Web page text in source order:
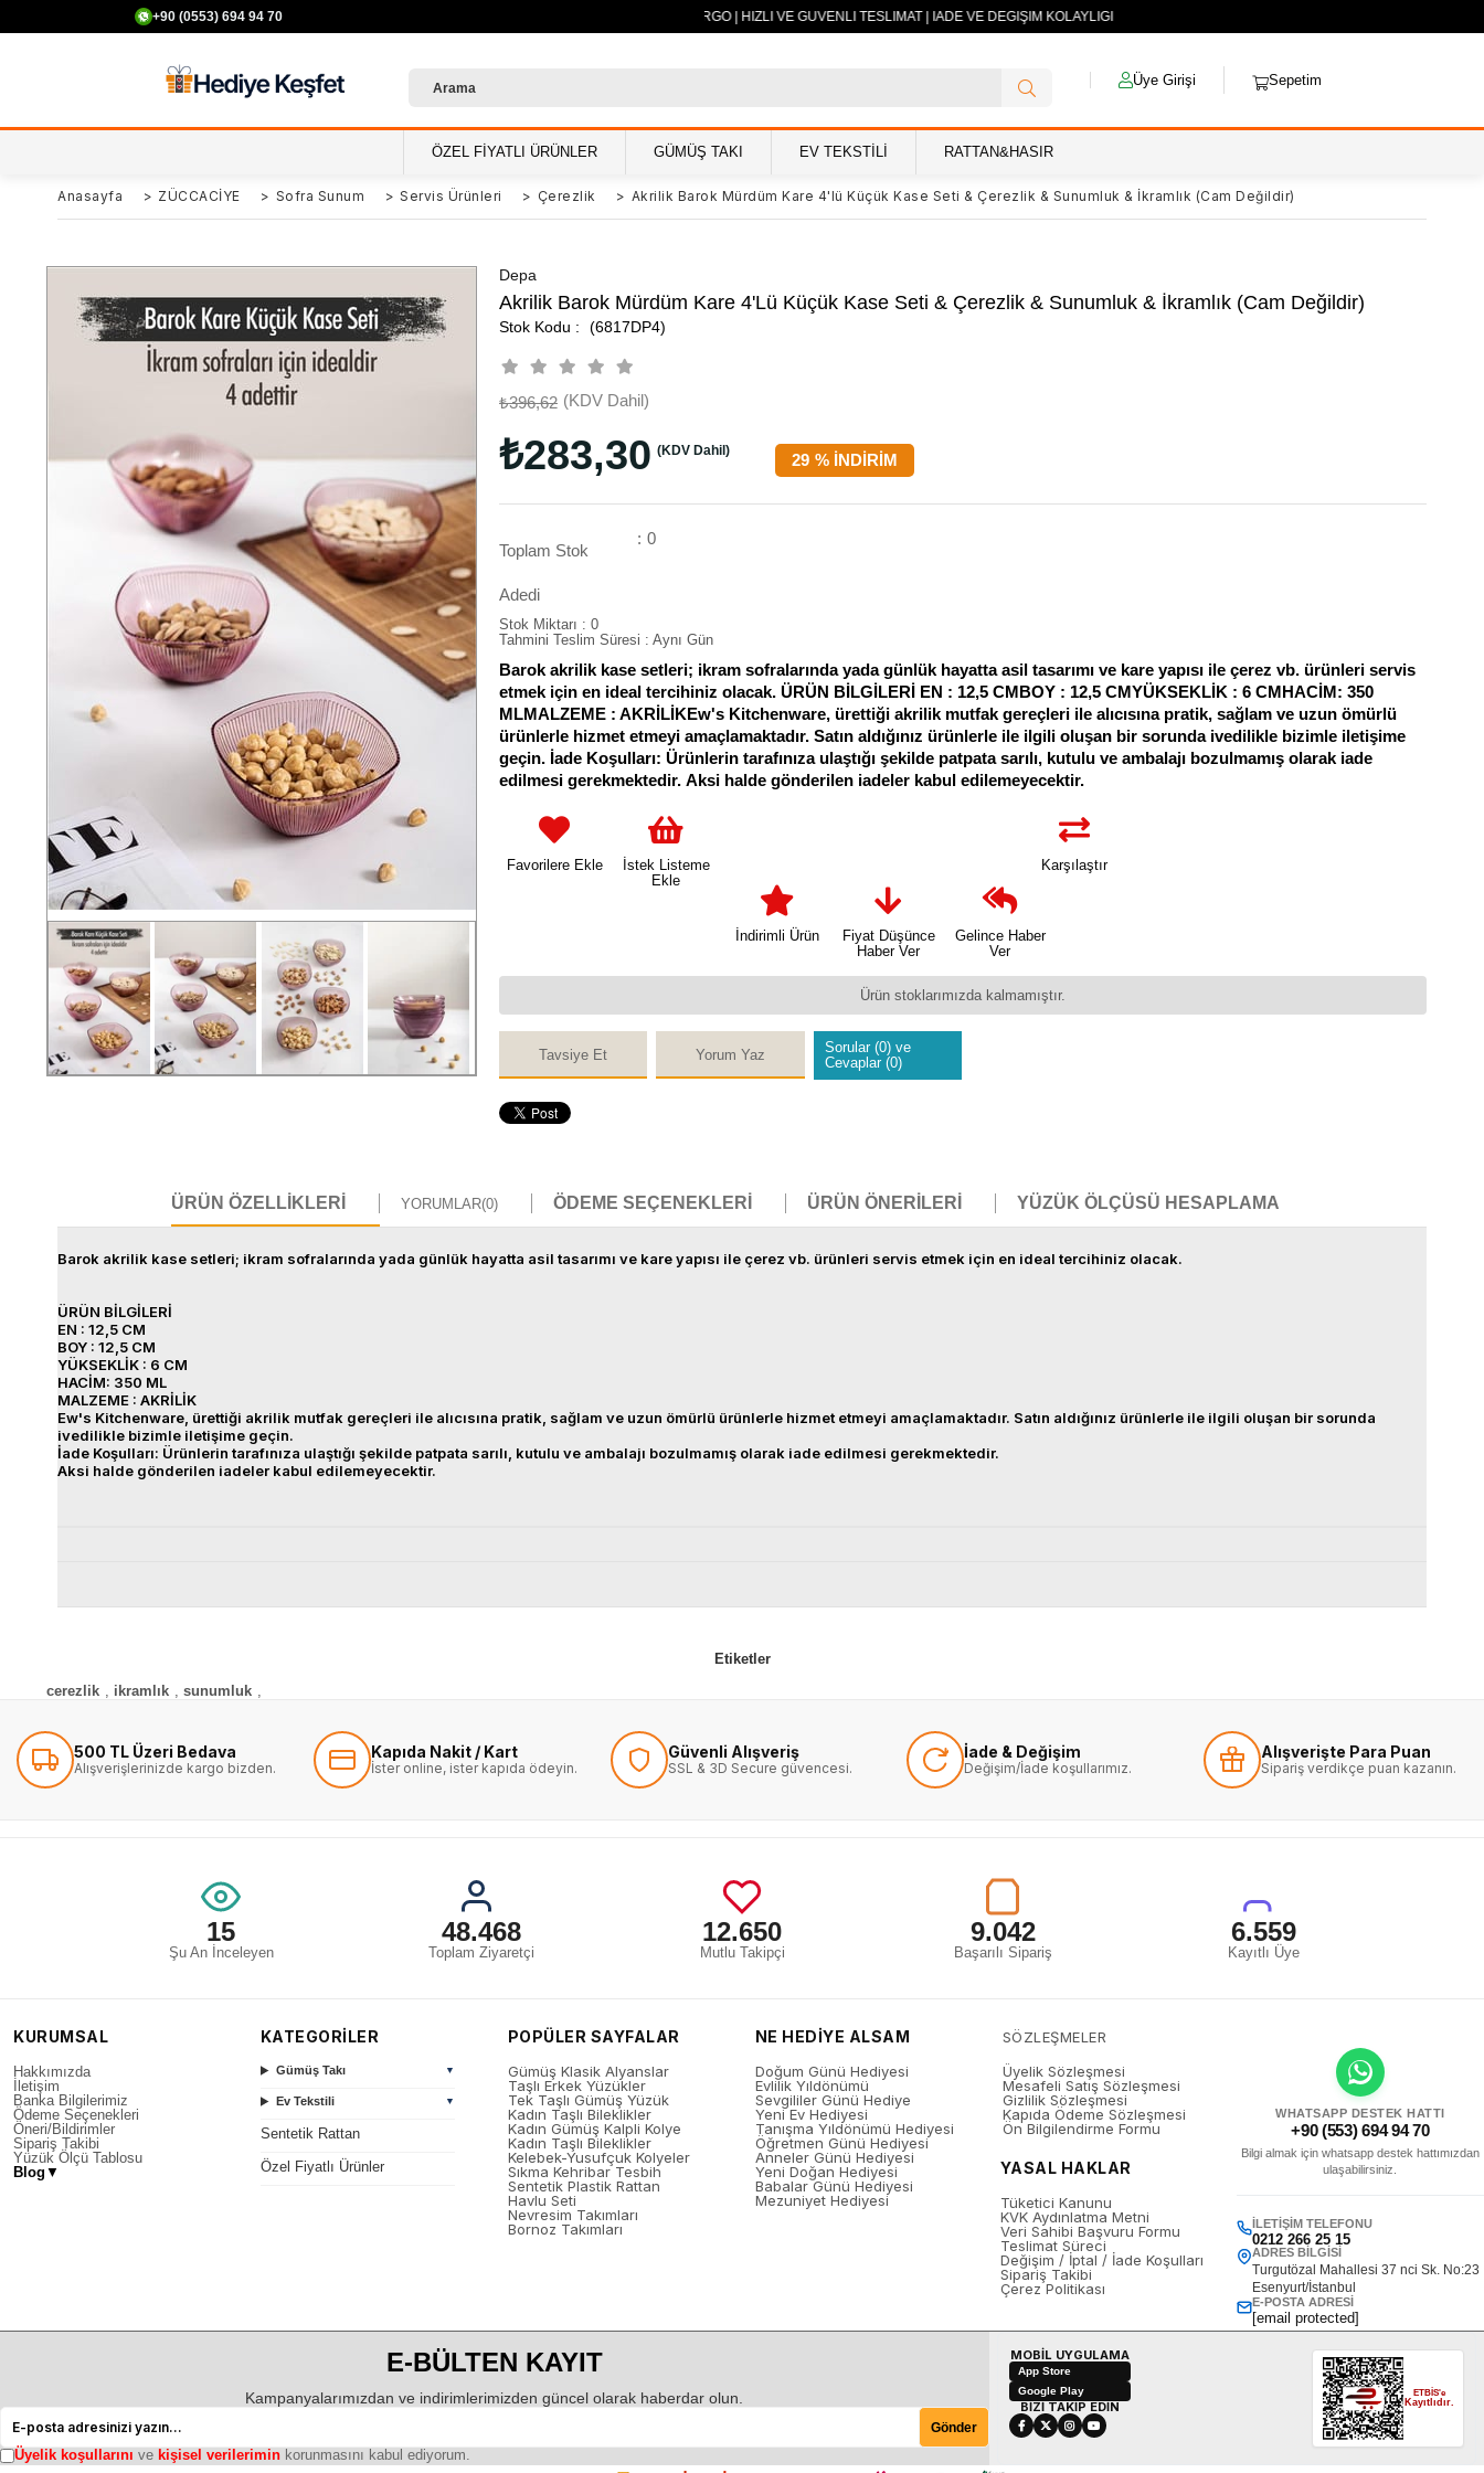
+90 (0553) 694 94 70 500 TL VE ÜZERİ ÜCRETSİZ KARGO | HIZLI VE GÜVENLİ TESLİMAT | İADE VE DEĞİŞİM KOLAYLIĞI
Üye Girişi Sepetim
ÖZEL FİYATLI ÜRÜNLER GÜMÜŞ TAKI EV TEKSTİLİ RATTAN&HASIR
Anasayfa > ZÜCCACİYE > Sofra Sunum > Servis Ürünleri > Çerezlik > Akrilik Barok Mürdüm Kare 4'lü Küçük Kase Seti & Çerezlik & Sunumluk & İkramlık (Cam Değildir)
Depa
Akrilik Barok Mürdüm Kare 4'lü Küçük Kase Seti & Çerezlik & Sunumluk & İkramlık (Cam Değildir)
(6817DP4)
%
29 İNDIRIM
₺396,62 (KDV Dahil)
₺283,30 (KDV Dahil)
Toplam Stok
Adedi
: 0
Stok Miktarı : 0
Tahmini Teslim Süresi : Aynı Gün
Barok akrilik kase setleri; ikram sofralarında yada günlük hayatta asil tasarımı ve kare yapısı ile çerez vb. ürünleri servis
etmek için en ideal tercihiniz olacak. ÜRÜN BİLGİLERİ EN : 12,5 CMBOY : 12,5 CMYÜKSEKLİK : 6 CMHACİM: 350
MLMALZEME : AKRİLİKEw's Kitchenware, ürettiği akrilik mutfak gereçleri ile alıcısına pratik, sağlam ve uzun ömürlü
ürünlerle hizmet etmeyi amaçlamaktadır. Satın aldığınız ürünlerle ile ilgili oluşan bir sorunda ivedilikle bizimle iletişime
geçin. İade Koşulları: Ürünlerin tarafınıza ulaştığı şekilde patpata sarılı, kutulu ve ambalajı bozulmamış olarak iade
edilmesi gerekmektedir. Aksi halde gönderilen iadeler kabul edilemeyecektir.
Favorilere Ekle
İstek Listeme
Ekle
Karşılaştır
İndirimli Ürün
Fiyat Düşünce
Haber Ver
Gelince Haber
Ver
Ürün stoklarımızda kalmamıştır.
Tavsiye Et Yorum Yaz
Sorular (0) ve
Cevaplar (0)
ÜRÜN ÖZELLIKLERI YORUMLAR(0) ÖDEME SEÇENEKLERI ÜRÜN ÖNERILERI YÜZÜK ÖLÇÜSÜ HESAPLAMA
Barok akrilik kase setleri; ikram sofralarında yada günlük hayatta asil tasarımı ve kare yapısı ile çerez vb. ürünleri servis etmek için en ideal tercihiniz olacak.
ÜRÜN BİLGİLERİ
EN : 12,5 CM
BOY : 12,5 CM
YÜKSEKLİK : 6 CM
HACİM: 350 ML
MALZEME : AKRİLİK
Ew's Kitchenware, ürettiği akrilik mutfak gereçleri ile alıcısına pratik, sağlam ve uzun ömürlü ürünlerle hizmet etmeyi amaçlamaktadır. Satın aldığınız ürünlerle ile ilgili oluşan bir sorunda
ivedilikle bizimle iletişime geçin.
İade Koşulları: Ürünlerin tarafınıza ulaştığı şekilde patpata sarılı, kutulu ve ambalajı bozulmamış olarak iade edilmesi gerekmektedir.
Aksi halde gönderilen iadeler kabul edilemeyecektir.
Etiketler
cerezlik , ikramlık , sunumluk ,
500 TL Üzeri Bedava
Alışverişlerinizde kargo bizden.
Kapıda Nakit / Kart
İster online, ister kapıda ödeyin.
Güvenli Alışveriş
SSL & 3D Secure güvencesi.
İade & Değişim
Değişim/İade koşullarımız.
Alışverişte Para Puan
Sipariş verdikçe puan kazanın.
15
Şu An İnceleyen
48.468
Toplam Ziyaretçi
12.650
Mutlu Takipçi
9.042
Başarılı Sipariş
6.559
Kayıtlı Üye
KURUMSAL
Hakkımızda
İletişim
Banka Bilgilerimiz
Ödeme Seçenekleri
Öneri/Bildirimler
Sipariş Takibi
Yüzük Ölçü Tablosu
Blog ▼
KATEGORİLER
Gümüş Takı ▼
Ev Tekstili ▼
Sentetik Rattan
Özel Fiyatlı Ürünler
POPÜLER SAYFALAR
Gümüş Klasik Alyanslar
Taşlı Erkek Yüzükler
Tek Taşlı Gümüş Yüzük
Kadın Taşlı Bileklikler
Kadın Gümüş Kalpli Kolye
Kadın Taşlı Bileklikler
Kelebek-Yusufçuk Kolyeler
Sıkma Kehribar Tesbih
Sentetik Plastik Rattan
Havlu Seti
Nevresim Takımları
Bornoz Takımları
NE HEDİYE ALSAM
Doğum Günü Hediyesi
Evlilik Yıldönümü
Sevgililer Günü Hediye
Yeni Ev Hediyesi
Tanışma Yıldönümü Hediyesi
Öğretmen Günü Hediyesi
Anneler Günü Hediyesi
Yeni Doğan Hediyesi
Babalar Günü Hediyesi
Mezuniyet Hediyesi
SÖZLEŞMELER
Üyelik Sözleşmesi
Mesafeli Satış Sözleşmesi
Gizlilik Sözleşmesi
Kapıda Ödeme Sözleşmesi
Ön Bilgilendirme Formu
YASAL HAKLAR
Tüketici Kanunu
KVK Aydınlatma Metni
Veri Sahibi Başvuru Formu
Teslimat Süreci
Değişim / İptal / İade Koşulları
Sipariş Takibi
Çerez Politikası
WHATSAPP DESTEK HATTI
+90 (553) 694 94 70
Bilgi almak için whatsapp destek hattımızdan
ulaşabilirsiniz.
İLETIŞIM TELEFONU
0212 266 25 15
ADRES BILGISI
Turgutözal Mahallesi 37 nci Sk. No:23
Esenyurt/İstanbul
E-POSTA ADRESI
[email protected]
E-BÜLTEN KAYIT
Kampanyalarımızdan ve indirimlerimizden güncel olarak haberdar olun.
Gönder
Üyelik koşullarını ve kişisel verilerimin korunmasını kabul ediyorum.
MOBİL UYGULAMA
App Store
Google Play
BİZİ TAKİP EDİN
ETBİS'e
Kayıtlıdır.